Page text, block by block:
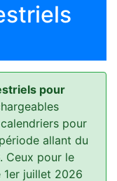
pour
pour
allant du
Ceux pour le
juillet 2026